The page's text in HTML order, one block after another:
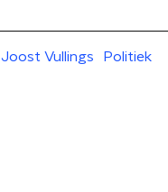
Joost Vullings Politiek